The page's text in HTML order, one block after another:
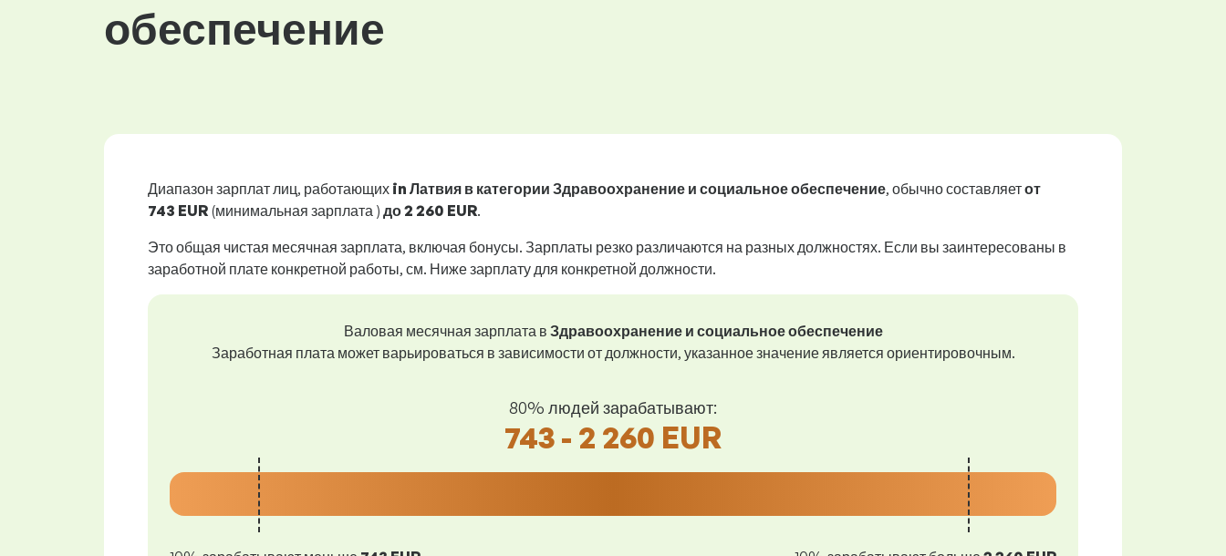
обеспечение
Диапазон зарплат лиц, работающих in Латвия в категории Здравоохранение и социальное обеспечение, обычно составляетот
743 EUR (минимальная зарплата ) до2 260 EUR.
Это общая чистая месячная зарплата, включая бонусы. Зарплаты резко различаются на разных должностях. Если вы заинтересованы в
заработной плате конкретной работы, см. Ниже зарплату для конкретной должности.
Валовая месячная зарплата в Здравоохранение и социальное обеспечение
Заработная плата может варьироваться в зависимости от должности, указанное значение является ориентировочным.
80% людей зарабатывают:
743 - 2 260 EUR